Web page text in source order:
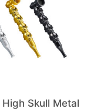
Skull Metal